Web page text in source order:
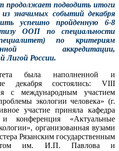
продолжает подводить итоги
значимых событий декабря
успешно пройденную 6-8
ООП по специальности
по критериям
аккредитации,
Лигой России.
была наполненной и
декабря состоялись: VIII
с международным участием
экологии человека» (г.
участие приняла кафедра
конференция «Актуальные
организованная вузами
Рязанским государственным
им. И.П. Павлова и